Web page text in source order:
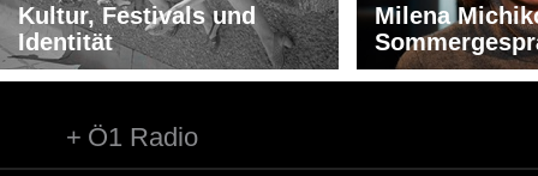
Kultur, Festivals und
Identität
Milena
Ö1 Radio